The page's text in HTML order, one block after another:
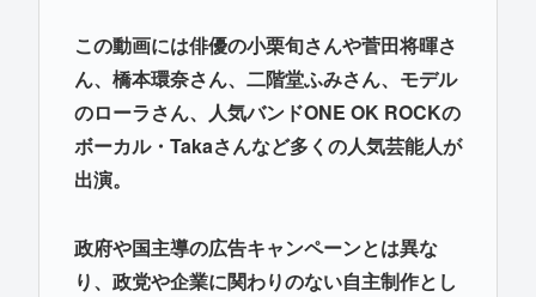
この動画には俳優の小栗旬さんや菅田将暉さ
ん、橋本環奈さん、二階堂ふみさん、モデル
のローラさん、人気バンドONE OK ROCKの
ボーカル・Takaさんなど多くの人気芸能人が
出演。
政府や国主導の広告キャンペーンとは異な
り、政党や企業に関わりのない自主制作とし